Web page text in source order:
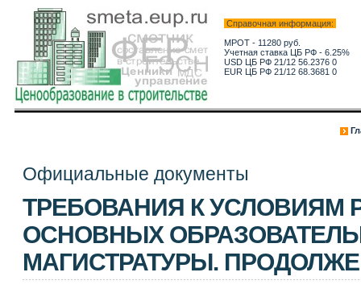
Справочная информация:
МРОТ - 11280 руб.
Учетная ставка ЦБ РФ - 6.25%
USD ЦБ РФ 21/12 56.2376 0
EUR ЦБ РФ 21/12 68.3681 0
Официальные документы
ТРЕБОВАНИЯ К УСЛОВИЯМ
ОСНОВНЫХ
МАГИСТРАТУРЫ.